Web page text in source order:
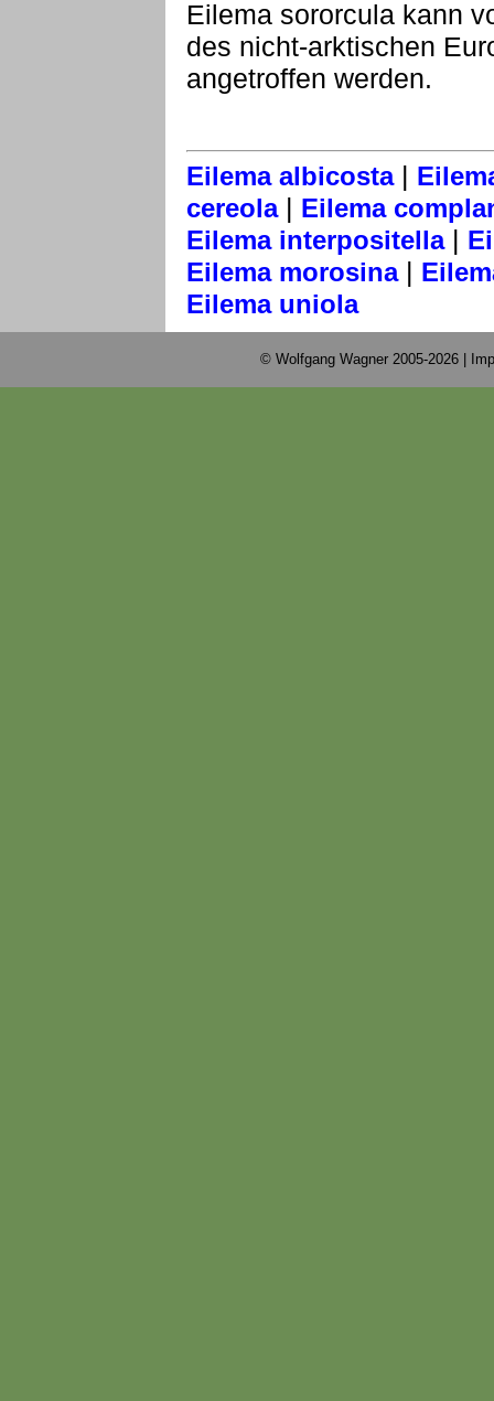
Eilema sororcula kann
des nicht-arktischen
angetroffen werden.
Eilema albicosta|
cereola| Eilema
Eilema interpositella|
Eilema morosina|
Eilema uniola
© Wolfgang Wagner 2005-2026 |